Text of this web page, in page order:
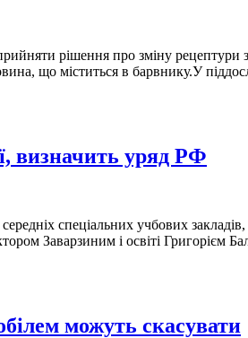
рішення про зміну
що міститься в барвнику.У
визначить уряд РФ
спеціальних учбових
Заварзиним і освіті
можуть скасувати